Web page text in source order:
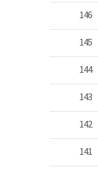
146
145
144
143
142
141